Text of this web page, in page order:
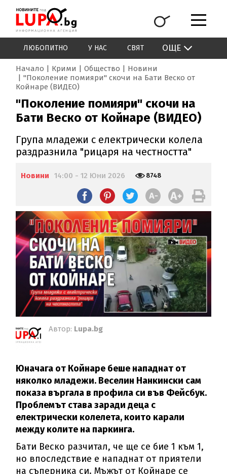
ЛЮБОПИТНО У НАС СВЯТ ОЩЕ
Начало Крими Общество
Новини
"Поколение помияри" скочи на Бати Веско от
Койнаре (ВИДЕО)
"Поколение помияри" скочи на
Бати Веско от Койнаре (ВИДЕО)
Група младежи с електрически колела
раздразнила "рицаря на честността"
Новини 14:00 - 12 Юни 2026 8748
Автор: Lupa.bg
Юначага от Койнаре беше нападнат от
няколко младежи. Веселин Нанкински сам
показа въргала в профила си във Фейсбук.
Проблемът става заради деца с
електрически колелета, които карали
между колите на паркинга.
Бати Веско разчитал, че ще се бие 1 към 1,
но впоследствие е нападнат от приятели
на съперника си. Мъжът от Койнаре се